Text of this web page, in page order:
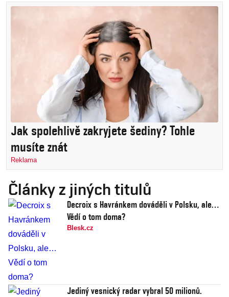
Jak spolehlivě zakryjete šediny? Tohle
musíte znát
Reklama
Články z jiných titulů
Decroix s Havránkem dováděli v Polsku, ale…
Vědí o tom doma?
Blesk.cz
Jediný vesnický radar vybral 50 milionů.